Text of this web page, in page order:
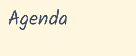
Agenda